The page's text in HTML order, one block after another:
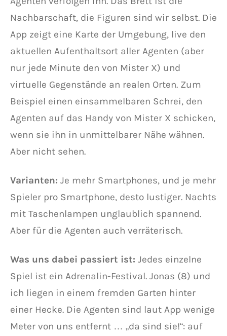
Nachbarschaft, die Figuren sind wir selbst. Die
App zeigt eine Karte der Umgebung, live den
aktuellen Aufenthaltsort aller Agenten (aber
nur jede Minute den von Mister X) und
virtuelle Gegenstände an realen Orten. Zum
Beispiel einen einsammelbaren Schrei, den
Agenten auf das Handy von Mister X schicken,
wenn sie ihn in unmittelbarer Nähe wähnen.
Aber nicht sehen.
Varianten: Je mehr Smartphones, und je mehr
Spieler pro Smartphone, desto lustiger. Nachts
mit Taschenlampen unglaublich spannend.
Aber für die Agenten auch verräterisch.
Was uns dabei passiert ist: Jedes einzelne
Spiel ist ein Adrenalin-Festival. Jonas (8) und
ich liegen in einem fremden Garten hinter
einer Hecke. Die Agenten sind laut App wenige
Meter von uns entfernt … „da sind sie!“: auf